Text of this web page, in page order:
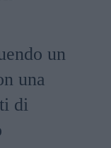
un
una
di